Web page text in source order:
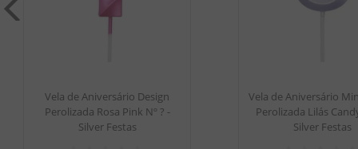
Vela de Aniversário Design
Perolizada Rosa Pink Nº ? -
Silver Festas
Vela de Aniversário
Perolizada Lilás
Silver Festas